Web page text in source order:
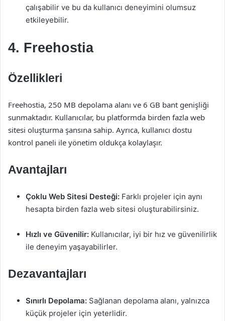
çalışabilir ve bu da kullanıcı deneyimini olumsuz
etkileyebilir.
4. Freehostia
Özellikleri
Freehostia, 250 MB depolama alanı ve 6 GB bant genişliği
sunmaktadır. Kullanıcılar, bu platformda birden fazla web
sitesi oluşturma şansına sahip. Ayrıca, kullanıcı dostu
kontrol paneli ile yönetim oldukça kolaylaşır.
Avantajları
Çoklu Web Sitesi Desteği: Farklı projeler için aynı
hesapta birden fazla web sitesi oluşturabilirsiniz.
Hızlı ve Güvenilir: Kullanıcılar, iyi bir hız ve güvenilirlik
ile deneyim yaşayabilirler.
Dezavantajları
Sınırlı Depolama: Sağlanan depolama alanı, yalnızca
küçük projeler için yeterlidir.